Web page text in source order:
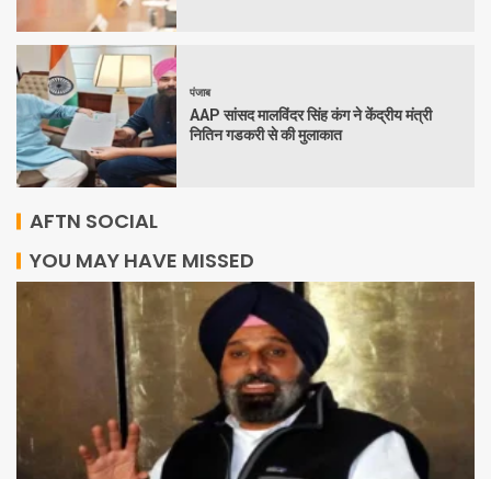
पंजाब
AAP सांसद मालविंदर सिंह कंग ने केंद्रीय मंत्री
नितिन गडकरी से की मुलाकात
AFTN SOCIAL
YOU MAY HAVE MISSED